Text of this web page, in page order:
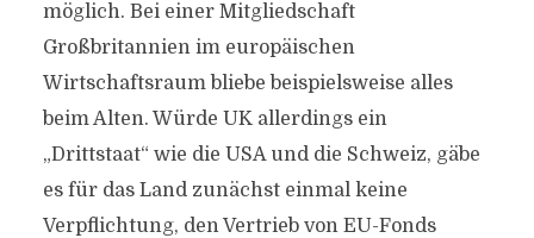
möglich. Bei einer Mitgliedschaft
Großbritannien im europäischen
Wirtschaftsraum bliebe beispielsweise alles
beim Alten. Würde UK allerdings ein
„Drittstaat“ wie die USA und die Schweiz, gäbe
es für das Land zunächst einmal keine
Verpflichtung, den Vertrieb von EU-Fonds